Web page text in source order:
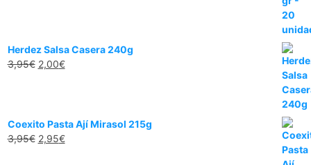
Herdez Salsa Casera 240g
3,95€ 2,00€
Coexito Pasta Ají Mirasol 215g
3,95€ 2,95€